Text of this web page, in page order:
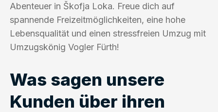
Abenteuer in Škofja Loka. Freue dich auf
spannende Freizeitmöglichkeiten, eine hohe
Lebensqualität und einen stressfreien Umzug mit
Umzugskönig Vogler Fürth!
Was sagen unsere
Kunden über ihren